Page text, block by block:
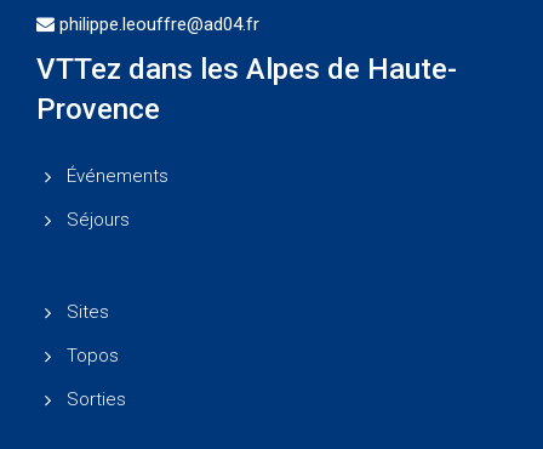
philippe.leouffre@ad04.fr
VTTez dans les Alpes de Haute-
Provence
Événements
Séjours
Sites
Topos
Sorties